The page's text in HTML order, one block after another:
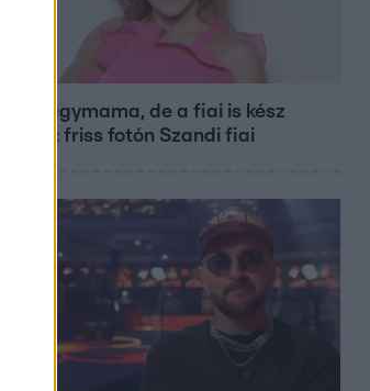
Már nagymama, de a fiai is kész
férfiak: friss fotón Szandi fiai